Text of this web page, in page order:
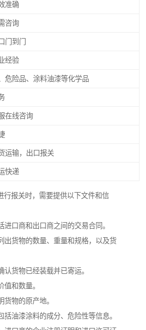
准确
咨询
门到门
经验
危险品、涂料油漆等化学品
在线咨询
运输，出口报关
快递
行报关时，需要提供以下文件和信
进口商和出口商之间的交易合同。
出货物的数量、重量和规格，以及货
认货物已经装载并已寄运。
值和数量。
货物的原产地。
括油漆涂料的成分、危险性等信息。